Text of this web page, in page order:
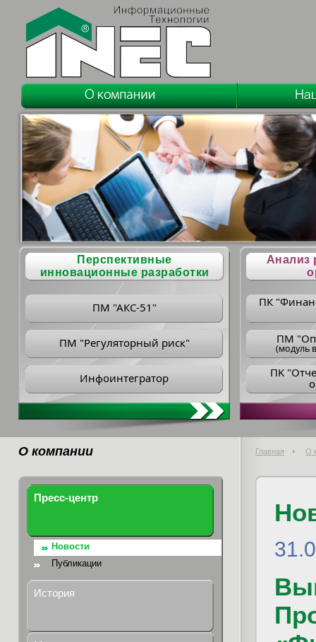
Перспективные
инновационные разработки
ПМ "АКС-51"
ПМ "Регуляторный риск"
Инфоинтегратор
Анализ
ПК
ПM
(модуль
ПK
О компании Главная О
Пресс-центр
Новости
Публикации
История